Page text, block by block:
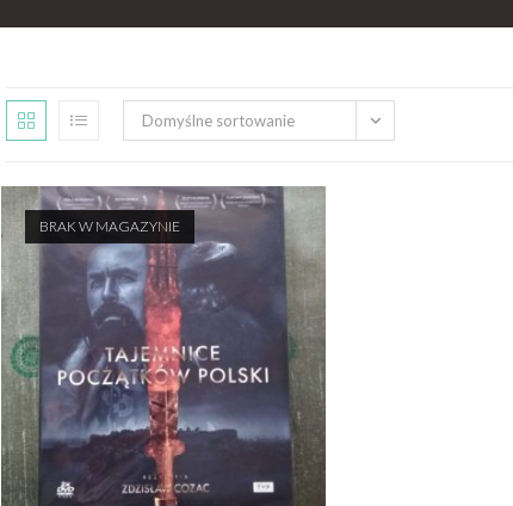
Domyślne sortowanie
BRAK W MAGAZYNIE